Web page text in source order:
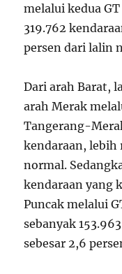
melalui kedua
319.762
persen dari lalin
Dari arah Barat,
arah Merak
Tangerang-
kendaraan, lebih
normal.
kendaraan yang
Puncak melalui
sebanyak
sebesar 2,6